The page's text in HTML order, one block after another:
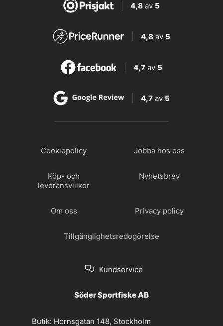
4,8av 5
4,8 av 5
4,7 av 5
4,7 av 5
Cookiepolicy Jobba hos oss
Köp- och
leveransvillkor
Nyhetsbrev
Om oss Privacy policy
Tillgänglighetsredogörelse
Kundservice
Söder Sportfiske AB
Butik: Hornsgatan 148, Stockholm